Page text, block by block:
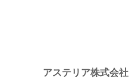
アステリア株式会社